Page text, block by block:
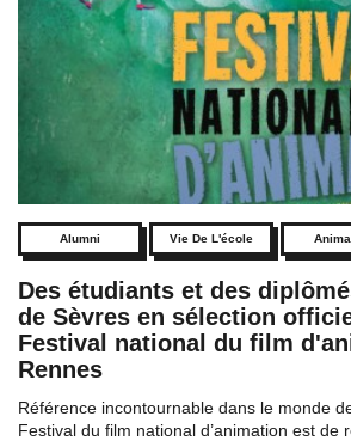
Alumni Vie De L'école
Des étudiants et des
de Sèvres en sélection
Festival national du film
Rennes
Référence incontournable dans le monde
Festival du film national d’animation est de